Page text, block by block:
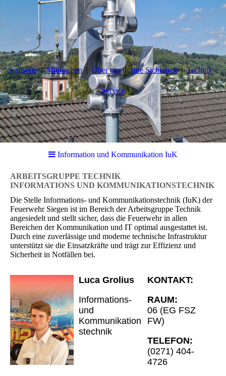
Startseite Mitmachen Über uns Ihre Sicherheit Technik
Service
Information und Kommunikation IuK
ARBEITSGRUPPE TECHNIK
INFORMATIONS UND KOMMUNIKATIONSTECHNIK
Die Stelle Informations- und Kommunikationstechnik (IuK) der
Feuerwehr Siegen ist im Bereich der Arbeitsgruppe Technik
angesiedelt und stellt sicher, dass die Feuerwehr in allen
Bereichen der Kommunikation und IT optimal ausgestattet ist.
Durch eine zuverlässige und moderne technische Infrastruktur
unterstützt sie die Einsatzkräfte und trägt zur Effizienz und
Sicherheit in Notfällen bei.
Luca Grolius
Informations-
und
Kommunikation
stechnik
KONTAKT:
RAUM:
06 (EG FSZ
FW)
TELEFON:
(0271) 404-
4726